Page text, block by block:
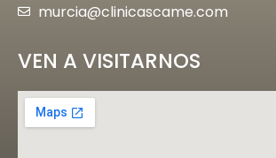
murcia@clinicascame.com
VEN A VISITARNOS